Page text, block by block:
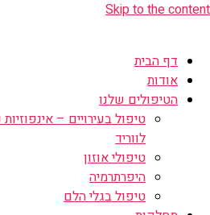
Skip to the content
דף הבית
אודות
הטיפולים שלנו
טיפול בעירויים –
לווריד
טיפולי אוזון
היפרתרמיה
טיפול בגלי הלם